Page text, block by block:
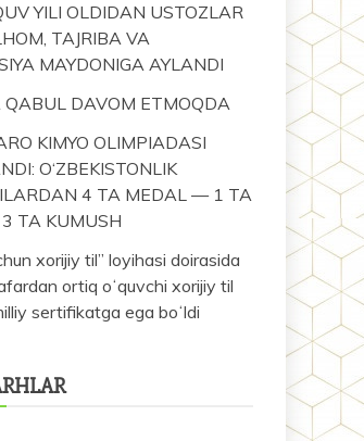
YILI OLDIDAN USTOZLAR
TAJRIBA VA
MAYDONIGA AYLANDI
QABUL DAVOM ETMOQDA
KIMYO OLIMPIADASI
O‘ZBEKISTONLIK
4 TA MEDAL — 1 TA
TA KUMUSH
xorijiy til” loyihasi doirasida
ortiq oʻquvchi xorijiy til
sertifikatga ega boʻldi